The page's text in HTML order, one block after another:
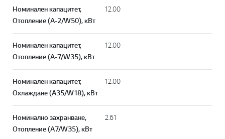
Номинален капацитет,
Отопление (A-2/W50), кВт
12.00
Номинален капацитет,
Отопление (A-7/W35), кВт
12.00
Номинален капацитет,
Охлаждане (A35/W18), кВт
12.00
Номинално захранване,
Отопление (A7/W35), кВт
2.61